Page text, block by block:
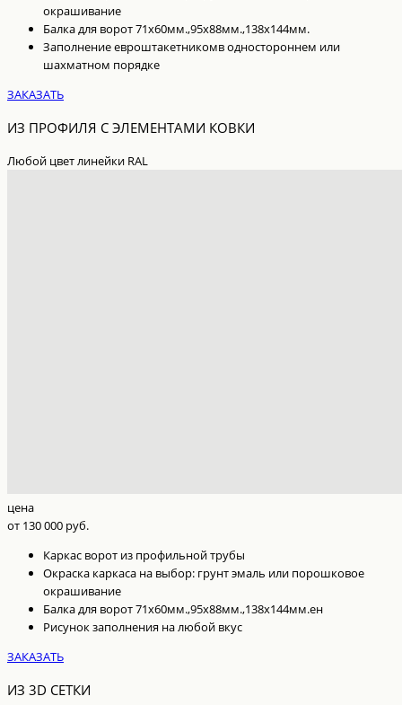
окрашивание
Балка для ворот 71х60мм.,95х88мм.,138х144мм.
Заполнениеевроштакетникомв одностороннем или
шахматном порядке
ЗАКАЗАТЬ
ИЗ ПРОФИЛЯ С ЭЛЕМЕНТАМИ КОВКИ
Любой цвет линейки RAL
цена
от 130 000 руб.
Каркас ворот из профильной трубы
Окраска каркаса на выбор: грунт эмаль или порошковое
окрашивание
Балка для ворот 71х60мм.,95х88мм.,138х144мм.ен
Рисунок заполнения на любой вкус
ЗАКАЗАТЬ
ИЗ 3D СЕТКИ